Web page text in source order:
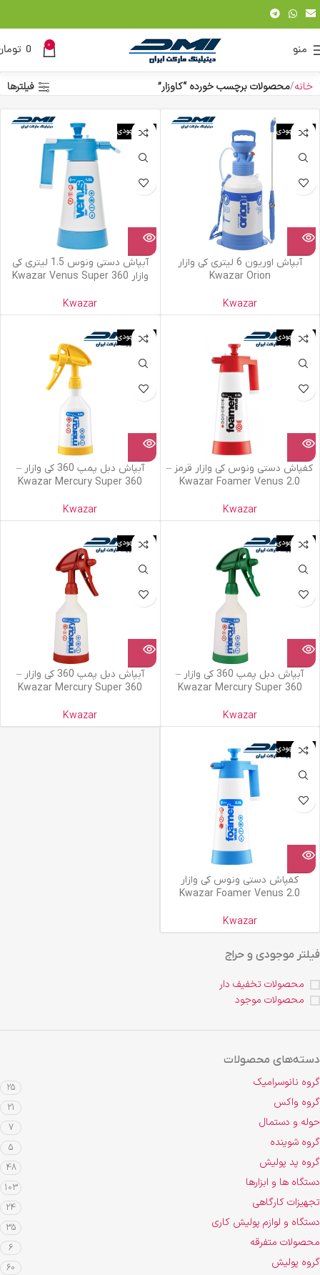
منو 0
0
فیلتر موجودی و حراج
محصولات تخفیف دار
محصولات موجود
دسته‌های محصولات
گروه نانوسرامیک 25
گروه واکس 21
حوله و دستمال 7
گروه شوینده 5
گروه پد پولیش 48
دستگاه ها و ابزارها 103
تجهیزات کارگاهی 24
دستگاه و لوازم پولیش کاری 35
محصولات متفرقه 6
گروه پولیش 60
خانه محصولات برچسب خورده “کاوزار” فیلترها
اتمام موجودی
آبپاش اوریون 6 لیتری کی وازار
Kwazar Orion
Kwazar
اتمام موجودی
آبپاش دستی ونوس 1.5 لیتری کی
وازار Kwazar Venus Super 360
Kwazar
اتمام موجودی
کفپاش دستی ونوس کی وازار قرمز –
Kwazar Foamer Venus 2.0
Kwazar
اتمام موجودی
آبپاش دبل پمپ 360 کی وازار –
Kwazar Mercury Super 360
Kwazar
اتمام موجودی
آبپاش دبل پمپ 360 کی وازار –
Kwazar Mercury Super 360
Kwazar
اتمام موجودی
آبپاش دبل پمپ 360 کی وازار –
Kwazar Mercury Super 360
Kwazar
اتمام موجودی
کفپاش دستی ونوس کی وازار
Kwazar Foamer Venus 2.0
Kwazar